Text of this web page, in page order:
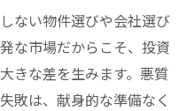
ない物件選びや会社選び
な市場だからこそ、投資
きな差を生みます。悪質
敗は、献身的な準備なく